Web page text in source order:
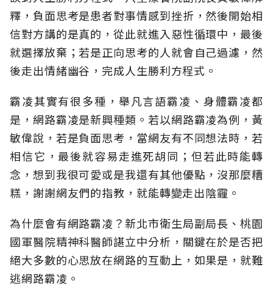
釋，負面思考是患者對事情感到挫折，然後開始相
信對方講的是真的，從此就進入惡性循環中，最後
就選擇放棄；若是正向思考的人就會自己過濾，然
後走出情緒幽谷，完成人生勝利方程式。
霸凌其實有很多種，舉凡言語霸凌、身體霸凌都
是，網路霸凌是新興種類。若以網路霸凌為例，黃
敏偉說，若是負面思考，當網友有不同想法時，若
相信它，最後就容易走進死胡同；但若此時能轉
念，想到我很可愛或是我還有其他優點，沒那麼糟
糕，謝謝網友們的指教，就能轉變走出陰霾。
為什麼會有網路霸凌？新北市衛生局副局長、桃園
國軍醫院精神科醫師諶立中分析，關鍵在於是否把
絕大多數的心思放在網路的互動上，如果是，就難
逃網路霸凌。